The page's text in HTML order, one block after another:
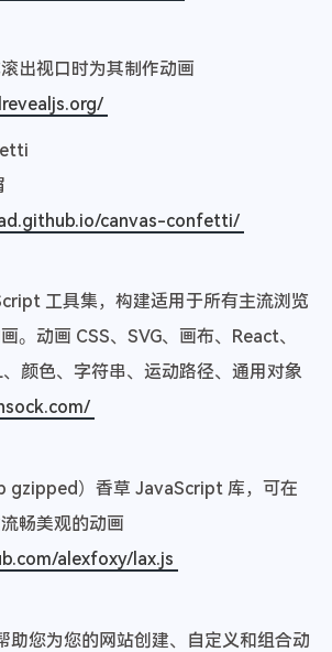
出视口时为其制作动画
canvas-confetti/
工具集，构建适用于所有主流浏览
。动画 CSS、SVG、画布、React、
颜色、字符串、运动路径、通用对象
gzipped）香草 JavaScript 库，可在
畅美观的动画
alexfoxy/lax.js
助您为您的网站创建、自定义和组合动